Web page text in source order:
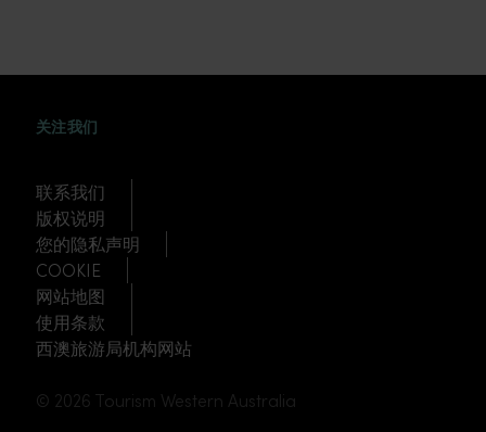
关注我们
联系我们
版权说明
您的隐私声明
COOKIE
网站地图
使用条款
西澳旅游局机构网站
© 2026 Tourism Western Australia